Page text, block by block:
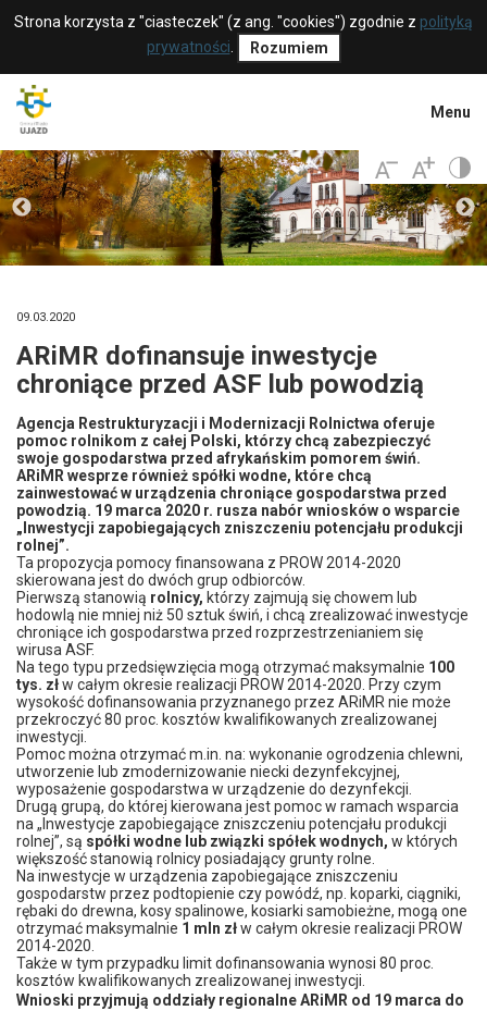
Strona korzysta z "ciasteczek" (z ang. "cookies") zgodnie z polityką
prywatności
Rozumiem
Menu
09.03.2020
ARiMR dofinansuje inwestycje
chroniące przed ASF lub powodzią
Agencja Restrukturyzacji i Modernizacji Rolnictwa oferuje
pomoc rolnikom z całej Polski, którzy chcą zabezpieczyć
swoje gospodarstwa przed afrykańskim pomorem świń.
ARiMR wesprze również spółki wodne, które chcą
zainwestować w urządzenia chroniące gospodarstwa przed
powodzią. 19 marca 2020 r. rusza nabór wniosków o wsparcie
„Inwestycji zapobiegających zniszczeniu potencjału produkcji
rolnej”.
Ta propozycja pomocy finansowana z PROW 2014-2020
skierowana jest do dwóch grup odbiorców.
Pierwszą stanowią rolnicy, którzy zajmują się chowem lub
hodowlą nie mniej niż 50 sztuk świń, i chcą zrealizować inwestycje
chroniące ich gospodarstwa przed rozprzestrzenianiem się
wirusa ASF.
Na tego typu przedsięwzięcia mogą otrzymać maksymalnie 100
tys. złw całym okresie realizacji PROW 2014-2020. Przy czym
wysokość dofinansowania przyznanego przez ARiMR nie może
przekroczyć 80 proc. kosztów kwalifikowanych zrealizowanej
inwestycji.
Pomoc można otrzymać m.in. na: wykonanie ogrodzenia chlewni,
utworzenie lub zmodernizowanie niecki dezynfekcyjnej,
wyposażenie gospodarstwa w urządzenie do dezynfekcji.
Drugą grupą, do której kierowana jest pomoc w ramach wsparcia
na „Inwestycje zapobiegające zniszczeniu potencjału produkcji
rolnej”, są spółki wodne lub związki spółek wodnych, w których
większość stanowią rolnicy posiadający grunty rolne.
Na inwestycje w urządzenia zapobiegające zniszczeniu
gospodarstw przez podtopienie czy powódź, np. koparki, ciągniki,
rębaki do drewna, kosy spalinowe, kosiarki samobieżne, mogą one
otrzymać maksymalnie 1 mln złw całym okresie realizacji PROW
2014-2020.
Także w tym przypadku limit dofinansowania wynosi 80 proc.
kosztów kwalifikowanych zrealizowanej inwestycji.
Wnioski przyjmują oddziały regionalne ARiMR od 19 marca do